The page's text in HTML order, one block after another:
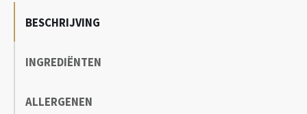
BESCHRIJVING
INGREDIËNTEN
ALLERGENEN